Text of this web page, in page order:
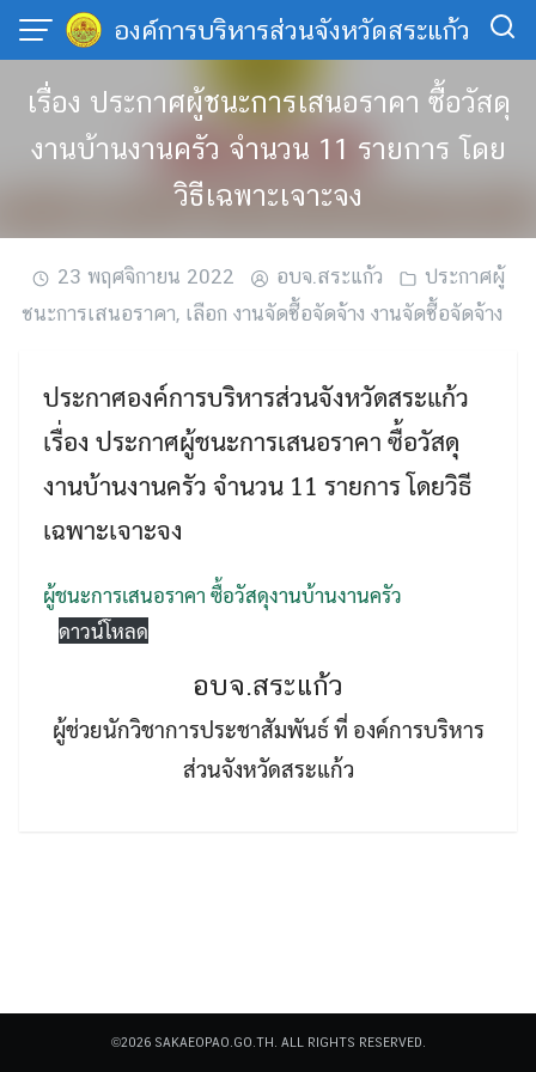
Skip
content
องค์การบริหารส่วนจังหวัดสระแก้ว
Search
for:
Search
เรื่อง ประกาศผู้ชนะการเสนอราคา ซื้อวัสดุ
งานบ้านงานครัว จำนวน 11 รายการ โดย
วิธีเฉพาะเจาะจง
23 พฤศจิกายน 2022 อบจ.สระแก้ว
ประกาศผู้
ชนะการเสนอราคา, เลือก งานจัดซื้อจัดจ้าง งานจัดซื้อจัดจ้าง
ประกาศองค์การบริหารส่วนจังหวัดสระแก้ว
เรื่อง ประกาศผู้ชนะการเสนอราคา ซื้อวัสดุ
งานบ้านงานครัว จำนวน 11 รายการ โดยวิธี
เฉพาะเจาะจง
ผู้ชนะการเสนอราคา ซื้อวัสดุงานบ้านงานครัว
ดาวน์โหลด
อบจ.สระแก้ว
ผู้ช่วยนักวิชาการประชาสัมพันธ์ ที่ องค์การบริหาร
ส่วนจังหวัดสระแก้ว
©2026 SAKAEOPAO.GO.TH. ALL RIGHTS RESERVED.